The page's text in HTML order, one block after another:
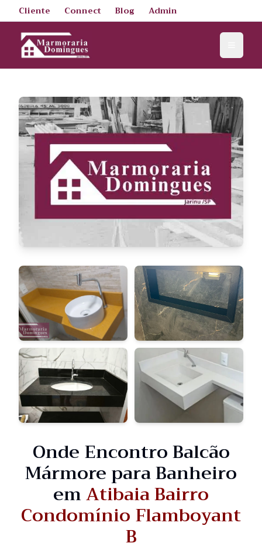
Cliente Connect Blog Admin
Onde Encontro Balcão
Mármore para Banheiro
emAtibaia Bairro
Condomínio Flamboyant
B